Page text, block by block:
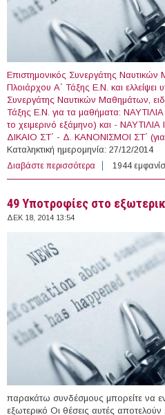
Επιστημονικός Συνεργάτης Ναυτικών
Πλοιάρχου Α΄ Τάξης Ε.Ν. και
Συνεργάτης Ναυτικών Μαθημάτων,
Τάξης Ε.Ν. για τα μαθήματα:
το χειμερινό εξάμηνο) και -
ΔΙΚΑΙΟ ΣΤ΄ - Δ. ΚΑΝΟΝΙΣΜΟΙ ΣΤ΄ (για
Καταληκτική ημερομηνία: 27/12/2014
Διαβάστε περισσότερα για 2 θέσεις με
Εμπορικού
1944
49 Υποτροφίες στο
ΔΕΚ 18, 2014 13:54
παρακάτω συνδέσμους μπορείτε να
εξωτερικό Οι θέσεις αυτές